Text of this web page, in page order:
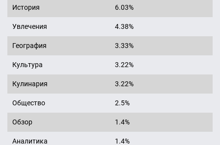
История 6.03%
Увлечения 4.38%
География 3.33%
Культура 3.22%
Кулинария 3.22%
Общество 2.5%
Обзор 1.4%
Аналитика 1.4%